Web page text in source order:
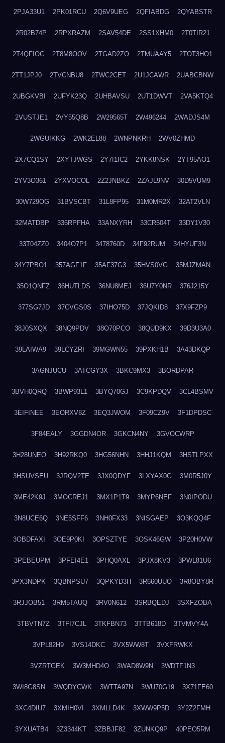
2PJA33U1 2PK01RCU 2Q6V9UEG 2QFIABDG 2QYABSTR
2R02B74P 2RPXRAZM 2SAV54DE 2SS1XHM0 2T0TIR21
2T4QFIOC 2T8M8OOV 2TGAD2ZO 2TMUAAY5 2TOT3HO1
2TT1JPJ0 2TVCNBU8 2TWC2CET 2U1JCAWR 2UABCBNW
2UBGKVBI 2UFYK23Q 2UHBAVSU 2UT1DWVT 2VA5KTQ4
2VUSTJE1 2VY55Q8B 2W29565T 2W496244 2WADJS4M
2WGUIKKG 2WK2EL88 2WNPNKRH 2WV0ZHMD
2X7CQ1SY 2XYTJWGS 2Y7I1IC2 2YKK8NSK 2YT95AO1
2YV3O361 2YXVOCOL 2Z2JNBKZ 2ZAJL9NV 30D5VUM9
30W729OG 31BVSCBT 31L8FP95 31M0MR2X 32AT2VLN
32MATDBP 336RPFHA 33ANXYRH 33CR504T 33DY1V30
33T04ZZ0 3404O7P1 3478760D 34F92RUM 34HYUF3N
34Y7PBO1 357AGF1F 35AF37G3 35HVS0VG 35MJZMAN
35O1QNFZ 36HUTLDS 36NU8MEJ 36U7Y0NR 376J215Y
377SG7JD 37CVGS0S 37IHO75D 37JQKID8 37X9FZP9
38J0SXQX 38NQ9PDV 38O70PCO 38QUD9KX 39D3U3A0
39LAIWA9 39LCYZRI 39MGWN55 39PXKH1B 3A43DKQP
3AGNJUCU 3ATCGY3X 3BKC9MX3 3BORDPAR
3BVH0QRQ 3BWP93L1 3BYQ70GJ 3C9KPDQV 3CL4BSMV
3EIFINEE 3EORXV8Z 3EQ3JWOM 3F09CZ9V 3F1DPDSC
3F84EALY 3GGDN4OR 3GKCN4NY 3GVOCWRP
3H28UNEO 3H92RKQ0 3HG56NHN 3HHJ1KQM 3HSTLPXX
3HSUVSEU 3JRQV2TE 3JX0QDYF 3LXYAX0G 3M0R5J0Y
3ME42K9J 3MOCREJ1 3MX1P1T9 3MYP6NEF 3N0IPODU
3N8UCE6Q 3NE5SFF6 3NH0FX33 3NISGAEP 3O3KQQ4F
3OBDFAXI 3OE9P0KI 3OPSZTYE 3OSK46GW 3P20H0VW
3PEBEUPM 3PFEI4E1 3PHQ0AXL 3PJX8KV3 3PWL81U6
3PX3NDPK 3QBNPSU7 3QPKYD3H 3R660UUO 3R8OBY8R
3RJJOB51 3RM5TAUQ 3RV0N612 3SRBQEDJ 3SXFZOBA
3TBVTN7Z 3TFI7CJL 3TKFBN73 3TTB618D 3TVMVY4A
3VPL82H9 3VS14DKC 3VX5WW8T 3VXFRWKX
3VZRTGEK 3W3MHD4O 3WAD8W9N 3WDTF1N3
3WI8G8SN 3WQDYCWK 3WTTA97N 3WU70G19 3X71FE60
3XC4DIU7 3XMIH0VI 3XMLLD4K 3XWW9P5D 3Y2Z2FMH
3YXUATB4 3Z3344KT 3ZBBJF82 3ZUNKQ9P 40PEO5RM